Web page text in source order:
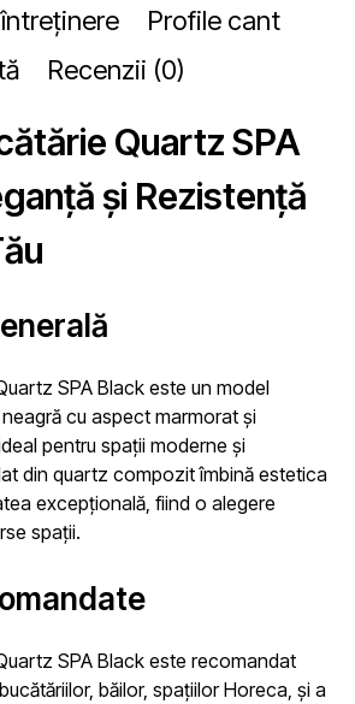
Profile cant
Recenzii (0)
Quartz SPA
și Rezistență
SPA Black este un model
cu aspect marmorat și
pentru spații moderne și
din quartz compozit îmbină estetica
excepțională, fiind o alegere
spații.
SPA Black este recomandat
băilor, spațiilor Horeca, și a